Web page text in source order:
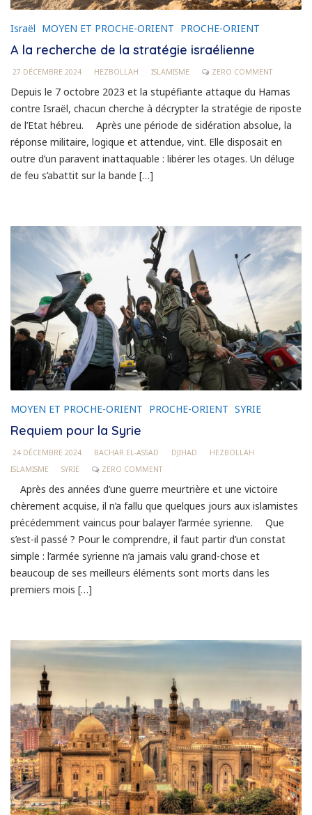
Israël MOYEN ET PROCHE-ORIENT PROCHE-ORIENT
A la recherche de la stratégie israélienne
27 DÉCEMBRE 2024 HEZBOLLAH ISLAMISME ZERO COMMENT
Depuis le 7 octobre 2023 et la stupéfiante attaque du Hamas
contre Israël, chacun cherche à décrypter la stratégie de riposte
de l’Etat hébreu. Après une période de sidération absolue, la
réponse militaire, logique et attendue, vint. Elle disposait en
outre d’un paravent inattaquable : libérer les otages. Un déluge
de feu s’abattit sur la bande […]
MOYEN ET PROCHE-ORIENT PROCHE-ORIENT SYRIE
Requiem pour la Syrie
24 DÉCEMBRE 2024 BACHAR EL-ASSAD DJIHAD
HEZBOLLAH
ISLAMISME
SYRIE ZERO COMMENT
Après des années d’une guerre meurtrière et une victoire
chèrement acquise, il n’a fallu que quelques jours aux islamistes
précédemment vaincus pour balayer l’armée syrienne. Que
s’est-il passé ? Pour le comprendre, il faut partir d’un constat
simple : l’armée syrienne n’a jamais valu grand-chose et
beaucoup de ses meilleurs éléments sont morts dans les
premiers mois […]